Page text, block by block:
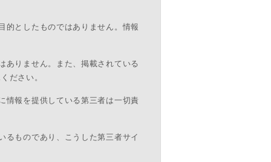
的としたものではありません。情報
ありません。また、掲載されている
ださい。
情報を提供している第三者は一切責
るものであり、こうした第三者サイ